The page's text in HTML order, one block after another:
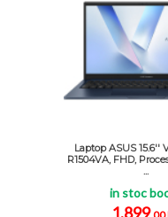
Laptop ASUS 15.6''
R1504VA, FHD,
...
in stoc
1.899